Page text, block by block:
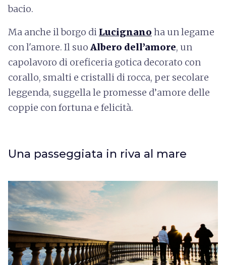
bacio.
Ma anche il borgo di Lucignano ha un legame
con l'amore. Il suo Albero dell’amore, un
capolavoro di oreficeria gotica decorato con
corallo, smalti e cristalli di rocca, per secolare
leggenda, suggella le promesse d’amore delle
coppie con fortuna e felicità.
Una passeggiata in riva al mare